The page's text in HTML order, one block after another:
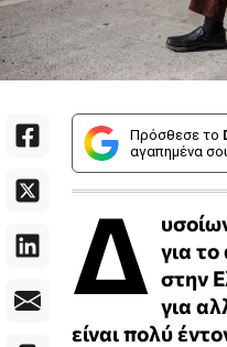
Πρόσθεσε το
αγαπημένα
Δ για
στην
για
είναι πολύ